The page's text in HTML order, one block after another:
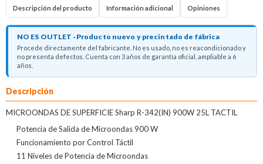
Descripción del producto Información adicional Opiniones
NO ES OUTLET · Producto nuevo y precintado de fábrica
Procede directamente del fabricante. No es usado, no es reacondicionado y
no presenta defectos. Cuenta con 3 años de garantía oficial, ampliable a 6
años.
Descripción
MICROONDAS DE SUPERFICIE Sharp R-342(IN) 900W 25L TACTIL
Potencia de Salida de Microondas 900 W
Funcionamiento por Control Táctil
11 Niveles de Potencia de Microondas